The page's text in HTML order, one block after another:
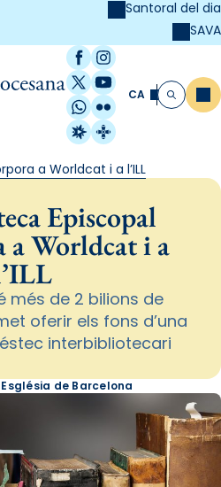
Santoral del dia
SAVA
Facebook
Instagram
X / Twitter
YouTube
WhatsApp
Flickr
Radio Estel
Catalunya
CA Cerca
a Worldcat i a l’ILL
Episcopal
a Worldcat i a
més de 2 bilions de
oferir els fons d’una
interbibliotecari
Església de Barcelona